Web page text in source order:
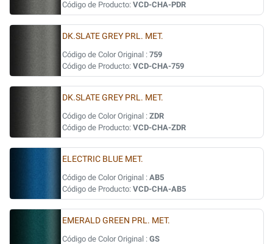
Código de Producto: VCD-CHA-PDR
DK.SLATE GREY PRL. MET.
Código de Color Original : 759
Código de Producto: VCD-CHA-759
DK.SLATE GREY PRL. MET.
Código de Color Original : ZDR
Código de Producto: VCD-CHA-ZDR
ELECTRIC BLUE MET.
Código de Color Original : AB5
Código de Producto: VCD-CHA-AB5
EMERALD GREEN PRL. MET.
Código de Color Original : GS